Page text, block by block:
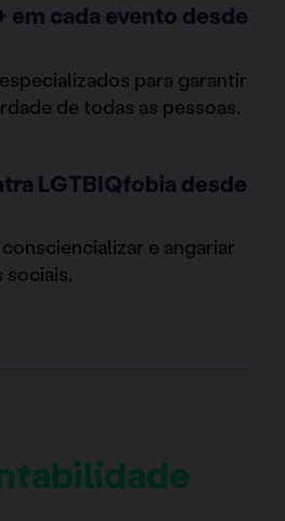
em cada evento desde
para garantir
de todas as pessoas.
LGTBIQfobia desde
e angariar
sociais.